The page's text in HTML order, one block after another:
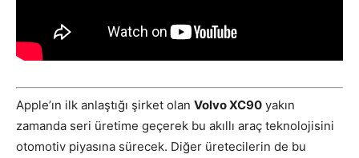
Apple’ın ilk anlaştığı şirket olan Volvo XC90 yakın
zamanda seri üretime geçerek bu akıllı araç teknolojisini
otomotiv piyasına sürecek. Diğer üretecilerin de bu